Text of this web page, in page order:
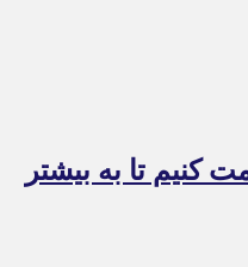
اقامت کنیم تا به بیشتر